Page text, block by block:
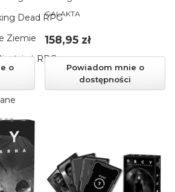
Dead RPG
Ziemie
RPG
o
PRODUCENT
GALAKTA
Cena
158,95 zł
Powiadom mnie o
dostępności